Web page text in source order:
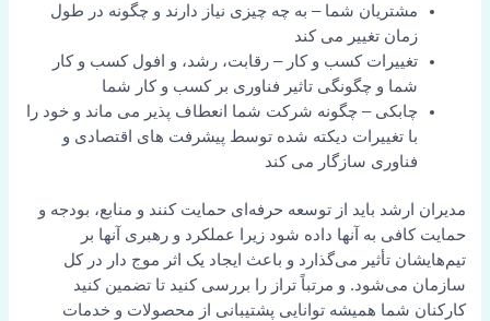
مشتریان شما – به چه چیزی نیاز دارند و چگونه در طول
زمان تغییر می کند
تغییرات کسب و کار – رقابت، رشد، و افول کسب و کار
شما و چگونگی تاثیر فناوری بر کسب و کار شما
چابکی – چگونه شرکت شما انعطاف پذیر می ماند و خود را
با تغییرات دیکته شده توسط پیشرفت های اقتصادی و
فناوری سازگار می کند
مدیران ارشد باید از توسعه حرفه‌ای حمایت کنند و منابع، بودجه و
حمایت کافی به آنها داده شود زیرا عملکرد و رهبری آنها بر
تیم‌هایشان تأثیر می‌گذارد و باعث ایجاد یک اثر موج دار در کل
سازمان می‌شود. و مرتباً تراز را بررسی کنید تا تضمین کنید
کارکنان شما همیشه توانایی پشتیبانی از محصولات و خدمات